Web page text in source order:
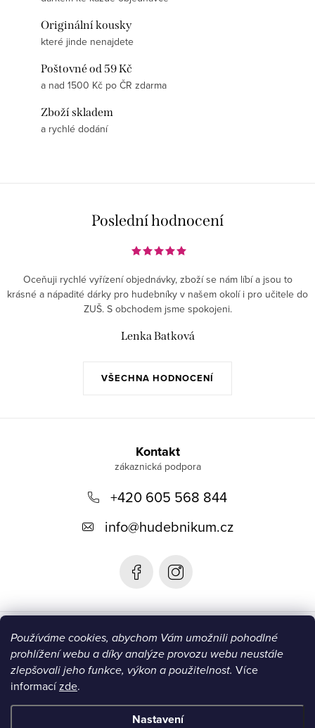
Používáme cookies, abychom Vám umožnili pohodlné
prohlížení webu a díky analýze provozu webu neustále
zlepšovali jeho funkce, výkon a použitelnost. Více
informacízde.
Nastavení
Originální kousky
které jinde nenajdete
Poštovné od 59 Kč
a nad 1500 Kč po ČR zdarma
Zboží skladem
a rychlé dodání
Poslední hodnocení
VŠECHNA HODNOCENÍ
Oceňuji rychlé vyřízení objednávky, zboží se nám líbí a jsou to
krásné a nápadité dárky pro hudebníky v našem okolí i pro učitele do
ZUŠ. S obchodem jsme spokojeni.
Lenka Batková
Kontakt
+420 605 568 844
info@hudebnikum.cz
Informace
Blog
Instagram